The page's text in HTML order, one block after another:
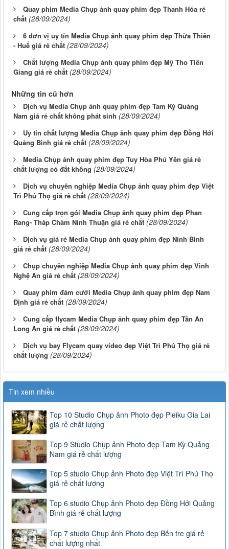
Quay phim Media Chụp ảnh quay phim đẹp Thanh Hóa rẻ
chất (28/09/2024)
6 đơn vị uy tín Media Chụp ảnh quay phim đẹp Thừa Thiên
- Huế giá rẻ chất (28/09/2024)
Chất lượng Media Chụp ảnh quay phim đẹp Mỹ Tho Tiền
Giang giá rẻ chất (28/09/2024)
Những tin cũ hơn
Dịch vụ Media Chụp ảnh quay phim đẹp Tam Kỳ Quảng
Nam giá rẻ chất không phát sinh (28/09/2024)
Uy tín chất lượng Media Chụp ảnh quay phim đẹp Đồng Hới
Quảng Bình giá rẻ chất (28/09/2024)
Media Chụp ảnh quay phim đẹp Tuy Hòa Phú Yên giá rẻ
chất lượng có đắt không (28/09/2024)
Dịch vụ chuyên nghiệp Media Chụp ảnh quay phim đẹp Việt
Trì Phú Thọ giá rẻ chất (28/09/2024)
Cung cấp trọn gói Media Chụp ảnh quay phim đẹp Phan
Rang- Tháp Chàm Ninh Thuận giá rẻ chất (28/09/2024)
Dịch vụ giá rẻ Media Chụp ảnh quay phim đẹp Ninh Bình
giá rẻ chất (28/09/2024)
Chụp chuyên nghiệp Media Chụp ảnh quay phim đẹp Vinh
Nghệ An giá rẻ chất (28/09/2024)
Quay phim đám cưới Media Chụp ảnh quay phim đẹp Nam
Định giá rẻ chất (28/09/2024)
Cung cấp flycam Media Chụp ảnh quay phim đẹp Tân An
Long An giá rẻ chất (28/09/2024)
Dịch vụ bay Flycam quay video đẹp Việt Trì Phú Thọ giá rẻ
chất lượng (28/09/2024)
Tin xem nhiều
Top 10 Studio Chụp ảnh Photo đẹp Pleiku Gia Lai
giá rẻ chất lượng
Top 9 Studio Chụp ảnh Photo đẹp Tam Kỳ Quảng
Nam giá rẻ chất lượng
Top 5 studio Chụp ảnh Photo đẹp Việt Trì Phú Thọ
giá rẻ chất lượng
Top 6 studio Chụp ảnh Photo đẹp Đồng Hới Quảng
Bình giá rẻ chất lượng
Top 7 studio Chụp ảnh Photo đẹp Bến tre giá rẻ
chất lượng nhất